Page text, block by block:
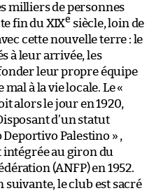
milliers de personnes
fin du XIXe siècle, loin de
cette nouvelle terre : le
à leur arrivée, les
leur propre équipe
à la vie locale. Le «
alors le jour en 1920,
d’un statut
Palestino » ,
au giron du
(ANFP) en 1952.
suivante, le club est sacré